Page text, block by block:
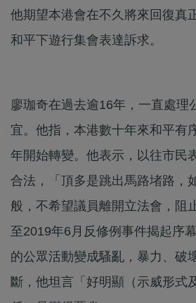
他期望本港會在不久將來回復真
和平下遊行集會表達訴求。
廖珈奇在過去逾16年，一直處理
宜。他指，本港數十年來和平有
年開始轉變。他表示，以往市民
合法，「頂多是跳出馬路堵路，
般，不希望議員離開立法會，阻
至2019年6月反修例事件揭起序
的公眾活動變成騷亂，暴力、破
斷，他坦言「好明顯（示威形式